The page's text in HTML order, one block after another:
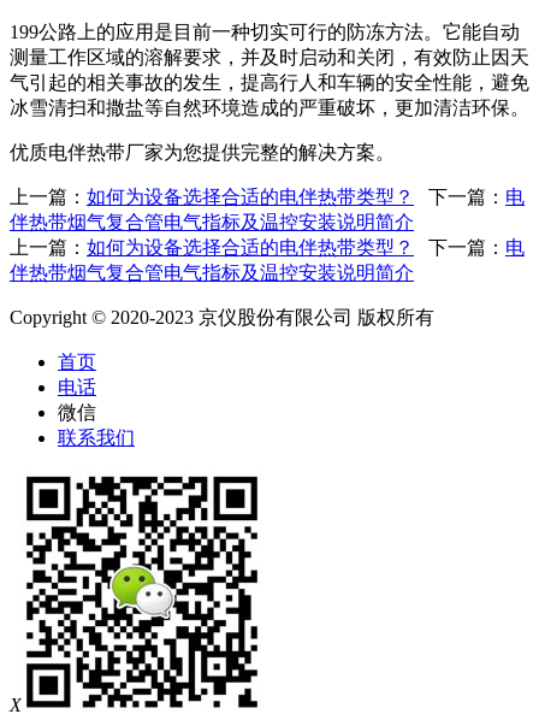
199公路上的应用是目前一种切实可行的防冻方法。它能自动
测量工作区域的溶解要求，并及时启动和关闭，有效防止因天
气引起的相关事故的发生，提高行人和车辆的安全性能，避免
冰雪清扫和撒盐等自然环境造成的严重破坏，更加清洁环保。
优质电伴热带厂家为您提供完整的解决方案。
上一篇： 如何为设备选择合适的电伴热带类型？ 下一篇： 电
伴热带烟气复合管电气指标及温控安装说明简介
上一篇： 如何为设备选择合适的电伴热带类型？ 下一篇： 电
伴热带烟气复合管电气指标及温控安装说明简介
Copyright © 2020-2023 京仪股份有限公司 版权所有
首页
电话
微信
联系我们
X